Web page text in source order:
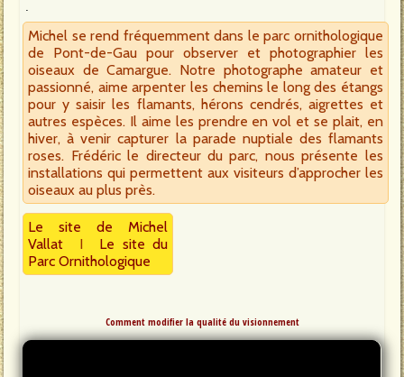
Michel se rend fréquemment dans le parc ornithologique
de Pont-de-Gau pour observer et photographier les
oiseaux de Camargue. Notre photographe amateur et
passionné, aime arpenter les chemins le long des étangs
pour y saisir les flamants, hérons cendrés, aigrettes et
autres espèces. Il aime les prendre en vol et se plait, en
hiver, à venir capturer la parade nuptiale des flamants
roses. Frédéric le directeur du parc, nous présente les
installations qui permettent aux visiteurs d’approcher les
oiseaux au plus près.
Le site de Michel
Vallat
I Le site du
Parc Ornithologique
Comment modifier la qualité du visionnement